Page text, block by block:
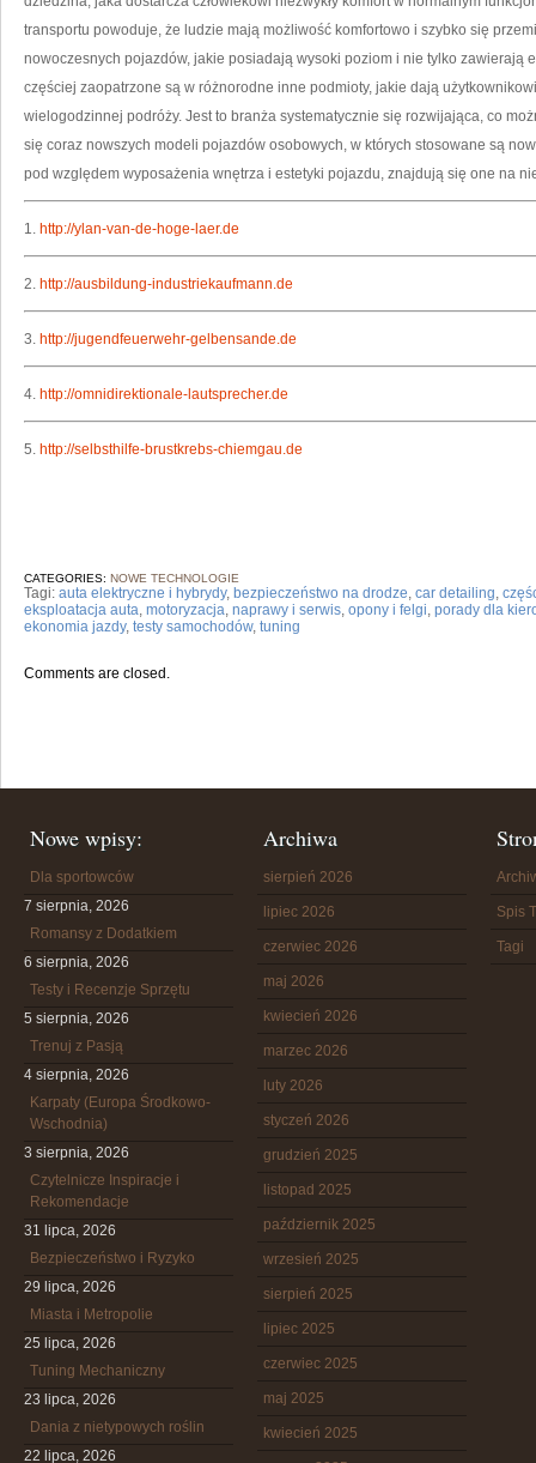
transportu powoduje, że ludzie mają możliwość komfortowo i szybko się
nowoczesnych pojazdów, jakie posiadają wysoki poziom i nie tylko zawierają
częściej zaopatrzone są w różnorodne inne podmioty, jakie dają
wielogodzinnej podróży. Jest to branża systematycznie się rozwijająca, co
się coraz nowszych modeli pojazdów osobowych, w których stosowane są
pod względem wyposażenia wnętrza i estetyki pojazdu, znajdują się one na
1. http://ylan-van-de-hoge-laer.de
2. http://ausbildung-industriekaufmann.de
3. http://jugendfeuerwehr-gelbensande.de
4. http://omnidirektionale-lautsprecher.de
5. http://selbsthilfe-brustkrebs-chiemgau.de
CATEGORIES: NOWE TECHNOLOGIE
Tagi: auta elektryczne i hybrydy, bezpieczeństwo na drodze, car detailing,
eksploatacja auta, motoryzacja, naprawy i serwis, opony i felgi, porady dla
ekonomia jazdy, testy samochodów, tuning
Comments are closed.
Nowe wpisy:
Dla sportowców
7 sierpnia, 2026
Romansy z Dodatkiem
6 sierpnia, 2026
Testy i Recenzje Sprzętu
5 sierpnia, 2026
Trenuj z Pasją
4 sierpnia, 2026
Karpaty (Europa Środkowo-
Wschodnia)
3 sierpnia, 2026
Czytelnicze Inspiracje i
Rekomendacje
31 lipca, 2026
Bezpieczeństwo i Ryzyko
29 lipca, 2026
Miasta i Metropolie
25 lipca, 2026
Tuning Mechaniczny
23 lipca, 2026
Dania z nietypowych roślin
22 lipca, 2026
Archiwa
sierpień 2026
lipiec 2026
czerwiec 2026
maj 2026
kwiecień 2026
marzec 2026
luty 2026
styczeń 2026
grudzień 2025
listopad 2025
październik 2025
wrzesień 2025
sierpień 2025
lipiec 2025
czerwiec 2025
maj 2025
kwiecień 2025
Spis
Tagi